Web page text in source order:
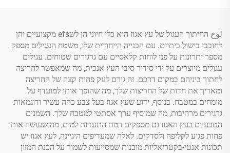
لوح החיתוך העגול של עץ אגוז הוא כלי חיוני הן לשefs מקצועיים והן
לחובבי בישול ביתיים. עם הבנייה הייחודית שלו, משטח העגילים מספק
מספר יתרונות על פני לוחות קלאסיים עם גרגירים שטוחים. עגילים
עגולים מיוצרים על ידי סידור סיבי העץ אנכית, מה שמאפשר לחריצה
לחתוך ביניהם במקום דרכם. זה גורם לנזק פחות קצה של החריצה
ומאריך את חדות של החריצות שלך, מה שהופך אותו למועדף על
מומחים במטבח. בנוסף, ידוע שעץ אגוז בעל צבע כהה עשיר ודוגמאות
גרגירים מרהיבות, מה שמוסיף ערך אסתטי למטבח שלך. השמנים
הטבעיים בעץ האגוז גם מספקים רמת התנגדות למים, מה שעושה אותו
פחות פגיע לקליפה ולסדקים. לאלה שמעדיפים היגיינה, לעץ אגוז יש
תכונות אנטי-בקטריאליות מובנות שמסייעות לשמור על הכנת המזון